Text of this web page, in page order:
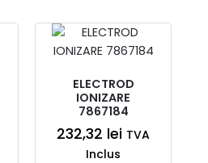
ELECTROD
IONIZARE
7867184
232,32 lei TVA
Inclus